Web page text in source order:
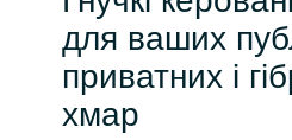
Команда Crayon
для ваших
приватних і
хмар